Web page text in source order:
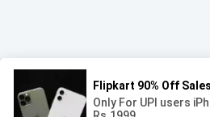
00:00